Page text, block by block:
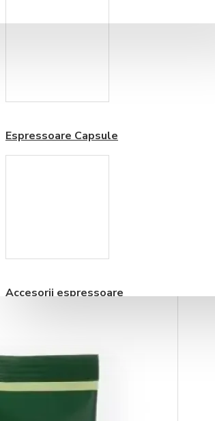
Espressoare Capsule
Accesorii espressoare